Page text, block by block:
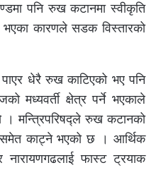
पनि रुख कटानमा स्वीकृति
भएका कारणले सडक विस्तारको
धेरै रुख काटिएको भए पनि
मध्यवर्ती क्षेत्र पर्ने भएकाले
मन्त्रिपरिषद्ले रुख कटानको
काट्ने भएको छ । आर्थिक
फास्ट ट्रयाक